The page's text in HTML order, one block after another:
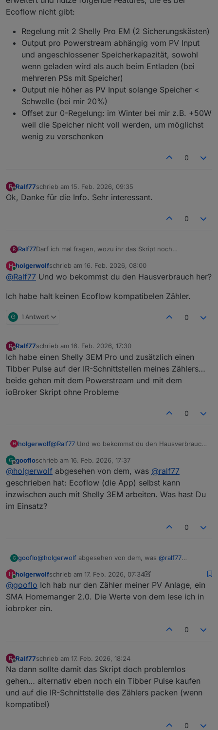
so gute Regelung, dass ich über die ganze Nacht aktuell
nur ca. 20Wh beziehe.
Ecoflow nicht gibt:
Regelung mit 2 Shelly Pro EM (2 Sicherungskästen)
Output pro Powerstream abhängig vom PV Input
und angeschlossener Speicherkapazität, sowohl
wenn geladen wird als auch beim Entladen (bei
mehreren PSs mit Speicher)
Output nie höher as PV Input solange Speicher <
Schwelle (bei mir 20%)
Offset zur 0-Regelung: im Winter bei mir z.B. +50W
weil die Speicher nicht voll werden, um möglichst
wenig zu verschenken
0
R
Offline
Ralf77schrieb am 15. Feb. 2026, 09:35
zuletzt editiert von
Ok, Danke für die Info. Sehr interessant.
0
R Ralf77Darf ich mal fragen, wozu ihr das Skript noch
inzwischen doch so perfekt, dass ich gar nicht wüsste,
wozu ich das Skript noch brauchen könnte.
Einzig die AC-Überschussladung meiner 2 Delta Pro 3
Regel ich noch mit einem Skript und 2 Shelly-
so gute Regelung, dass ich über die ganze Nacht aktuell
H
Online
holgerwolfschrieb am 16. Feb. 2026, 08:00
zuletzt editiert von
@Ralf77 Und wo bekommst du den Hausverbrauch her?
Ich habe halt keinen Ecoflow kompatibelen Zähler.
G 1 Antwort 0
R
Offline
Ralf77schrieb am 16. Feb. 2026, 17:30
zuletzt editiert von
Ich habe einen Shelly 3EM Pro und zusätzlich einen
Tibber Pulse auf der IR-Schnittstellen meines Zählers…
beide gehen mit dem Powerstream und mit dem
ioBroker Skript ohne Probleme
0
H holgerwolf@Ralf77 Und wo bekommst du den Hausverbrauch
Ich habe halt keinen Ecoflow kompatibelen Zähler.
G
Offline
goofloschrieb am 16. Feb. 2026, 17:37
zuletzt editiert von
@holgerwolf abgesehen von dem, was @ralf77
geschrieben hat: Ecoflow (die App) selbst kann
inzwischen auch mit Shelly 3EM arbeiten. Was hast Du
im Einsatz?
0
G gooflo@holgerwolf abgesehen von dem, was @ralf77
inzwischen auch mit Shelly 3EM arbeiten. Was hast Du
im Einsatz?
H
Online
holgerwolfschrieb am 17. Feb. 2026, 07:34
zuletzt editiert von holgerwolf
@gooflo Ich hab nur den Zähler meiner PV Anlage, ein
SMA Homemanger 2.0. Die Werte von dem lese ich in
iobroker ein.
0
R
Offline
Ralf77schrieb am 17. Feb. 2026, 18:24
zuletzt editiert von
Na dann sollte damit das Skript doch problemlos
gehen… alternativ eben noch ein Tibber Pulse kaufen
und auf die IR-Schnittstelle des Zählers packen (wenn
kompatibel)
0